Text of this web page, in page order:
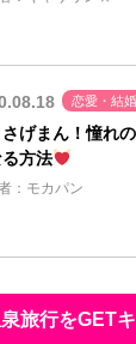
恋愛・結婚
げまん！憧れ
方法
：モカパン
旅行をGET